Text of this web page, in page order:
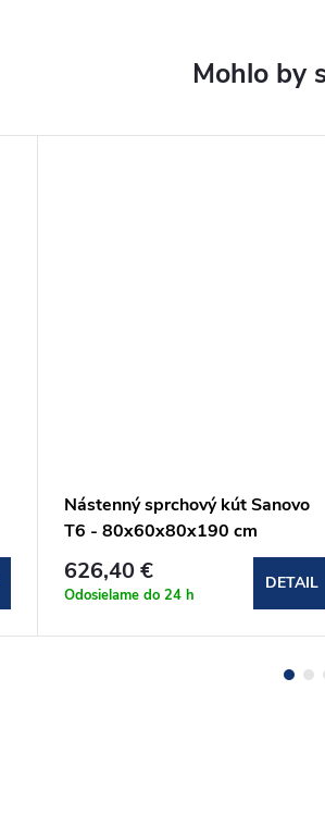
Nástenný sprchový kút Sanovo
T6 - 80x60x80x190 cm
(T6_806080C)
626,40 €
Odosielame do 24 h
DETAIL